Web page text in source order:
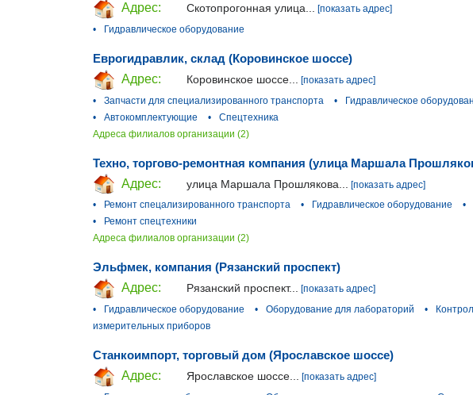
Адрес:
Скотопрогонная улица...
[показать адрес]
•
Гидравлическое оборудование
Еврогидравлик, склад (Коровинское шоссе)
Адрес:
Коровинское шоссе...
[показать адрес]
•
Запчасти для специализированного транспорта • Гидравлическое
•
Автокомплектующие •
Спецтехника
Адреса филиалов организации (2)
Техно, торгово-ремонтная компания (улица Маршала
Адрес:
улица Маршала Прошлякова...
[показать адрес]
•
Ремонт спецализированного транспорта • Гидравлическое оборудование •
•
Ремонт спецтехники
Адреса филиалов организации (2)
Эльфмек, компания (Рязанский проспект)
Адрес:
Рязанский проспект... [показать адрес]
•
Гидравлическое оборудование • Оборудование для лабораторий •
измерительных приборов
Станкоимпорт, торговый дом (Ярославское шоссе)
Адрес:
Ярославское шоссе...
[показать адрес]